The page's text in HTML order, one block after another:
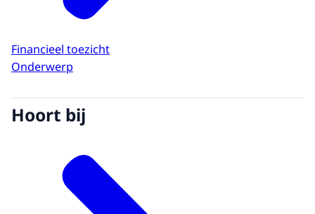
Financieel toezicht
Onderwerp
Hoort bij